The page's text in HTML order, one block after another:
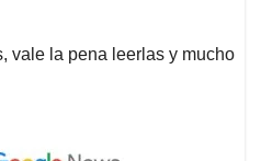
vale la pena leerlas y mucho